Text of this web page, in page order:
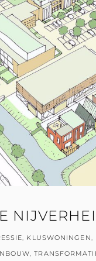
, KLUSWONINGEN,
,